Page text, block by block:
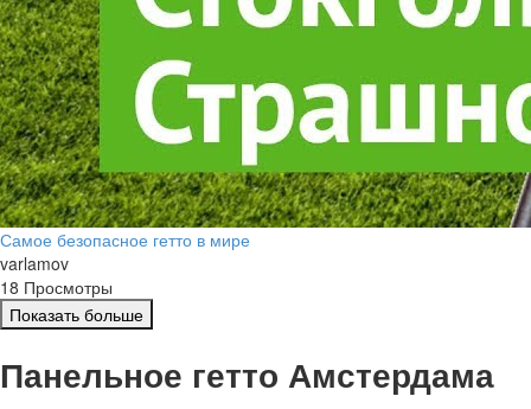
Самое безопасное гетто в мире
varlamov
18 Просмотры
Показать больше
Панельное гетто Амстердама